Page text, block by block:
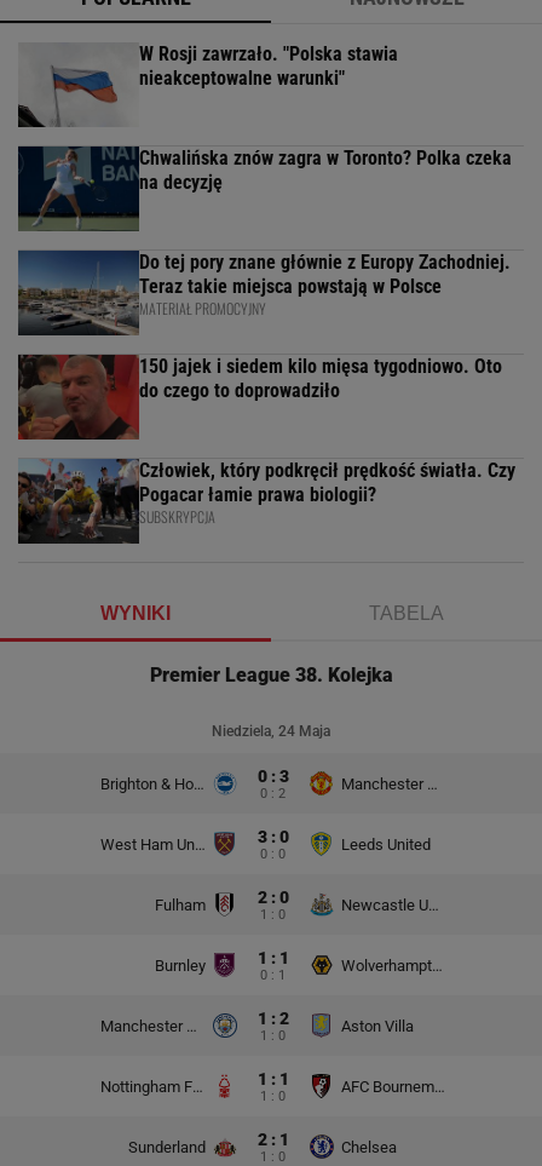
W Rosji zawrzało. "Polska stawia
nieakceptowalne warunki"
Chwalińska znów zagra w Toronto? Polka czeka
na decyzję
Do tej pory znane głównie z Europy Zachodniej.
Teraz takie miejsca powstają w Polsce
MATERIAŁ PROMOCYJNY
150 jajek i siedem kilo mięsa tygodniowo. Oto
do czego to doprowadziło
Człowiek, który podkręcił prędkość światła. Czy
Pogacar łamie prawa biologii?
SUBSKRYPCJA
WYNIKI TABELA
Premier League 38. Kolejka
Niedziela, 24 Maja
Brighton & Hove Albion 0 : 3
0 : 2
Manchester United
West Ham United 3 : 0
0 : 0
Leeds United
Fulham 2 : 0
1 : 0
Newcastle United
Burnley 1 : 1
0 : 1
Wolverhampton Wanderers
Manchester City 1 : 2
1 : 0
Aston Villa
Nottingham Forest 1 : 1
1 : 0
AFC Bournemouth
Sunderland 2 : 1
1 : 0
Chelsea